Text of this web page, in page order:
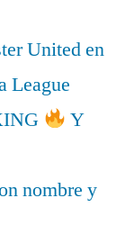
United en
League
Y
nombre y